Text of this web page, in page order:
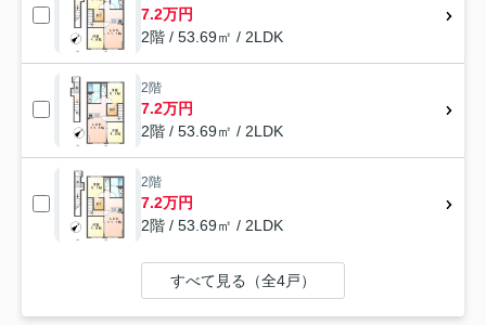
7.2万円
2階 / 53.69㎡ / 2LDK
2階
7.2万円
2階 / 53.69㎡ / 2LDK
2階
7.2万円
2階 / 53.69㎡ / 2LDK
すべて見る（全4戸）